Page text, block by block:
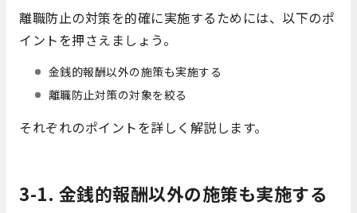
離職防止の対策を的確に実施するためには、以下のポ
イントを押さえましょう。
金銭的報酬以外の施策も実施する
離職防止対策の対象を絞る
それぞれのポイントを詳しく解説します。
3-1. 金銭的報酬以外の施策も実施する